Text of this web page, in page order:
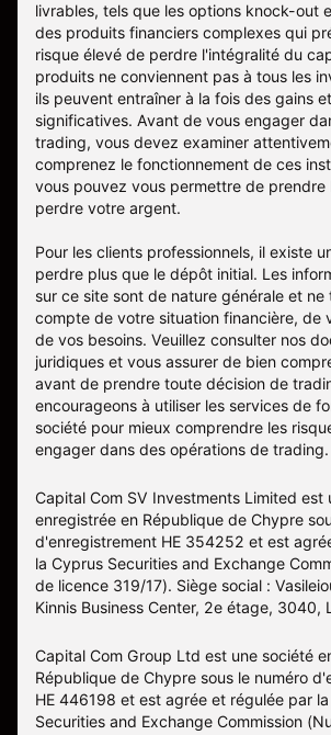
livrables, tels que les options knock-out
des produits financiers complexes qui
risque élevé de perdre l'intégralité du
produits ne conviennent pas à tous les
ils peuvent entraîner à la fois des gains
significatives. Avant de vous engager
trading, vous devez examiner
comprenez le fonctionnement de ces
vous pouvez vous permettre de prendre
perdre votre argent.
Pour les clients professionnels, il existe
perdre plus que le dépôt initial. Les
sur ce site sont de nature générale et ne
compte de votre situation financière, de
de vos besoins. Veuillez consulter nos
juridiques et vous assurer de bien
avant de prendre toute décision de
encourageons à utiliser les services de
société pour mieux comprendre les
engager dans des opérations de trading.
Capital Com SV Investments Limited est
enregistrée en République de Chypre
d'enregistrement HE 354252 et est
la Cyprus Securities and Exchange
de licence 319/17). Siège social :
Kinnis Business Center, 2e étage, 3040,
Capital Com Group Ltd est une société
République de Chypre sous le numéro
ΗΕ 446198 et est agrée et régulée par
Securities and Exchange Commission